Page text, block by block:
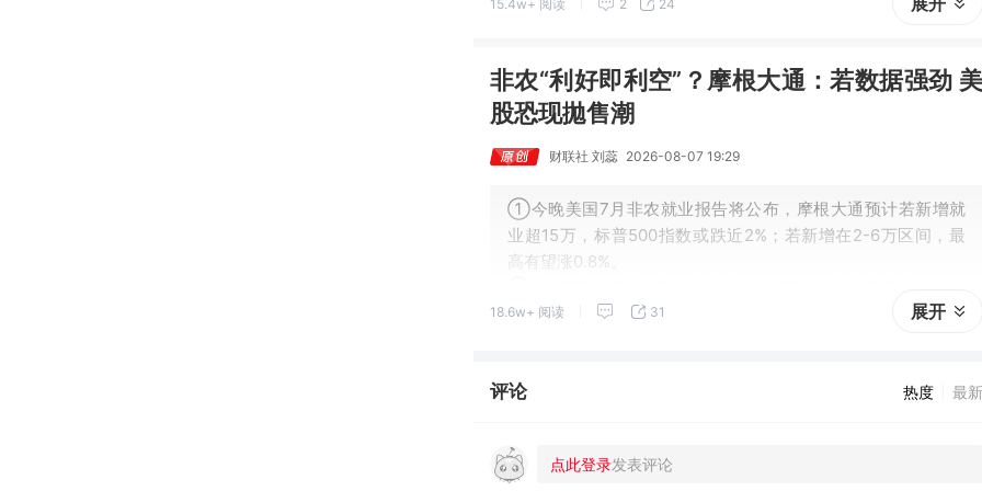
15.4w+ 阅读 2 24
非农“利好即利空”？摩根大通：若数据强劲 美
股恐现拋售潮
财联社 刘蕊 2026-08-07 19:29
①今晚美国7月非农就业报告将公布，摩根大通预计若新增就
业超15万，标普500指数或跌近2%；若新增在2-6万区间，最
高有望涨0.8%。
18.6w+ 阅读 31 展开
评论 热度 最新